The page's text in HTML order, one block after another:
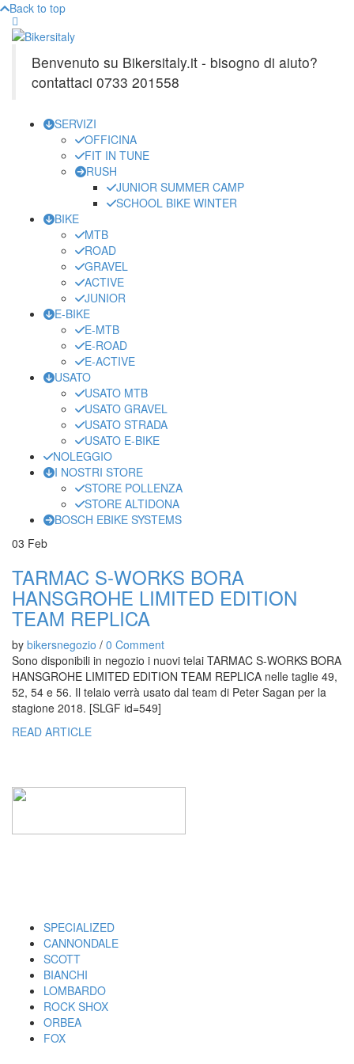
Back to top
Benvenuto su Bikersitaly.it - bisogno di aiuto?
contattaci 0733 201558
SERVIZI
OFFICINA
FIT IN TUNE
RUSH
JUNIOR SUMMER CAMP
SCHOOL BIKE WINTER
BIKE
MTB
ROAD
GRAVEL
ACTIVE
JUNIOR
E-BIKE
E-MTB
E-ROAD
E-ACTIVE
USATO
USATO MTB
USATO GRAVEL
USATO STRADA
USATO E-BIKE
NOLEGGIO
I NOSTRI STORE
STORE POLLENZA
STORE ALTIDONA
BOSCH EBIKE SYSTEMS
03 Feb
TARMAC S-WORKS BORA
HANSGROHE LIMITED EDITION
TEAM REPLICA
by bikersnegozio / 0 Comment
Sono disponibili in negozio i nuovi telai TARMAC S-WORKS BORA
HANSGROHE LIMITED EDITION TEAM REPLICA nelle taglie 49,
52, 54 e 56. Il telaio verrà usato dal team di Peter Sagan per la
stagione 2018. [SLGF id=549]
READ ARTICLE
SPECIALIZED
CANNONDALE
SCOTT
BIANCHI
LOMBARDO
ROCK SHOX
ORBEA
FOX